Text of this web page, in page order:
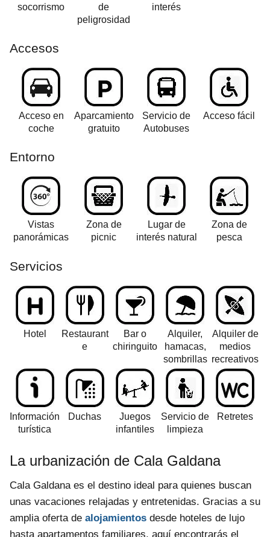
socorrismo
de
peligrosidad
interés
Accesos
Acceso en
coche
Aparcamiento
gratuito
Servicio de
Autobuses
Acceso fácil
Entorno
Vistas
panorámicas
Zona de
picnic
Lugar de
interés natural
Zona de
pesca
Servicios
Hotel
Restaurant
e
Bar o
chiringuito
Alquiler,
hamacas,
sombrillas
Alquiler de
medios
recreativos
Información
turística
Duchas
Juegos
infantiles
Servicio de
limpieza
Retretes
La urbanización de Cala Galdana
Cala Galdana es el destino ideal para quienes buscan
unas vacaciones relajadas y entretenidas. Gracias a su
amplia oferta de alojamientos desde hoteles de lujo
hasta apartamentos familiares, aquí encontrarás el